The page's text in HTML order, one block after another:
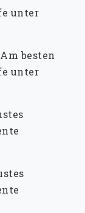
unter
Am besten
unter